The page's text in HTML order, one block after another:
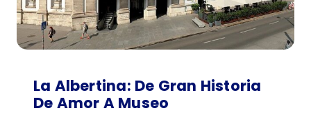
o
d
e
e
n
La Albertina: De Gran Historia
De Amor A Museo